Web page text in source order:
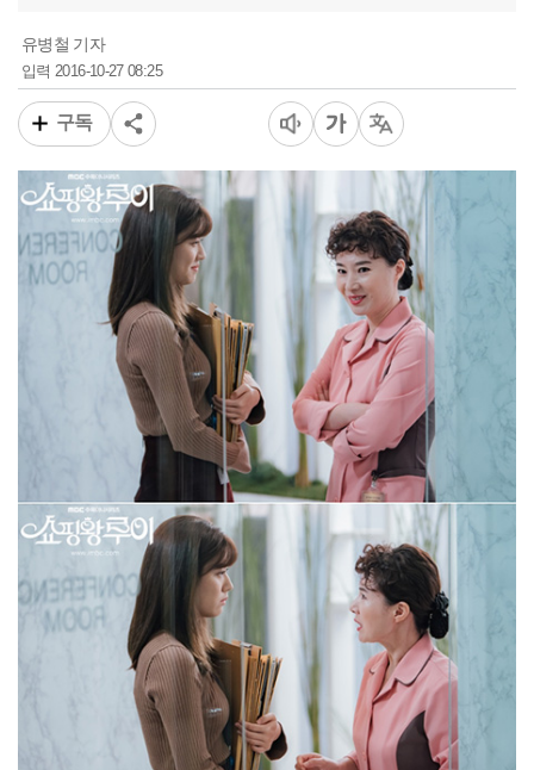
유병철 기자
입력 2016-10-27 08:25
구독